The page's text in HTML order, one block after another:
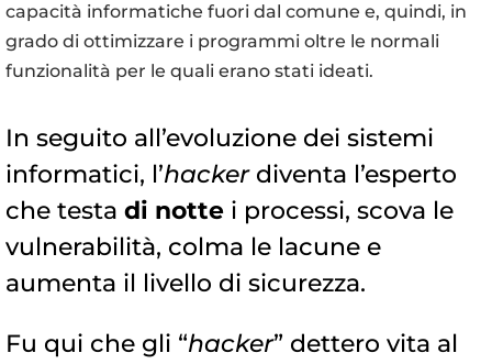
capacità informatiche fuori dal comune e, quindi, in
grado di ottimizzare i programmi oltre le normali
funzionalità per le quali erano stati ideati.
In seguito all’evoluzione dei sistemi
informatici, l’hackerdiventa l’esperto
che testa di notte i processi, scova le
vulnerabilità, colma le lacune e
aumenta il livello di sicurezza.
Fu qui che gli “hacker” dettero vita al